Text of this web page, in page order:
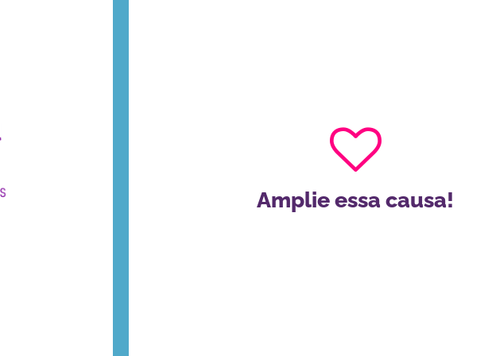
Raras
Vida, este
da
de
de novas
no Blue
Amplie essa causa!
sua região, nos avise e publique no site da campanha
também pode iluminar um monumento ou ponto de